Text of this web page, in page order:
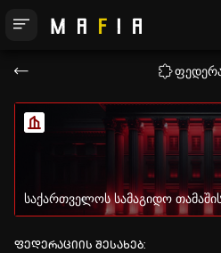
საქართველოს სამაგიდო
ფედერაციის შესახებ: